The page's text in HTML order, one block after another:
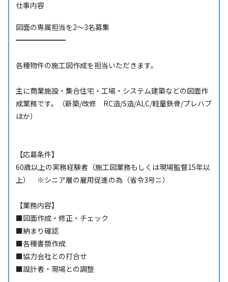
仕事内容
図面の専属担当を2～3名募集
━━━━━━━
各種物件の施工図作成を担当いただきます。
主に商業施設・集合住宅・工場・システム建築などの図面作
成業務です。（新築/改修 RC造/S造/ALC/軽量鉄骨/プレハブ
ほか）
【応募条件】
60歳以上の実務経験者（施工図業務もしくは現場監督15年以
上） ※シニア層の雇用促進の為（省令3号ニ）
【業務内容】
■図面作成・修正・チェック
■納まり確認
■各種書類作成
■協力会社との打合せ
■設計者・現場との調整